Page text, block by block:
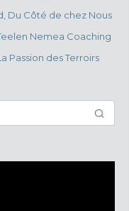
Du Côté de chez Nous
Nemea Coaching
Passion des Terroirs